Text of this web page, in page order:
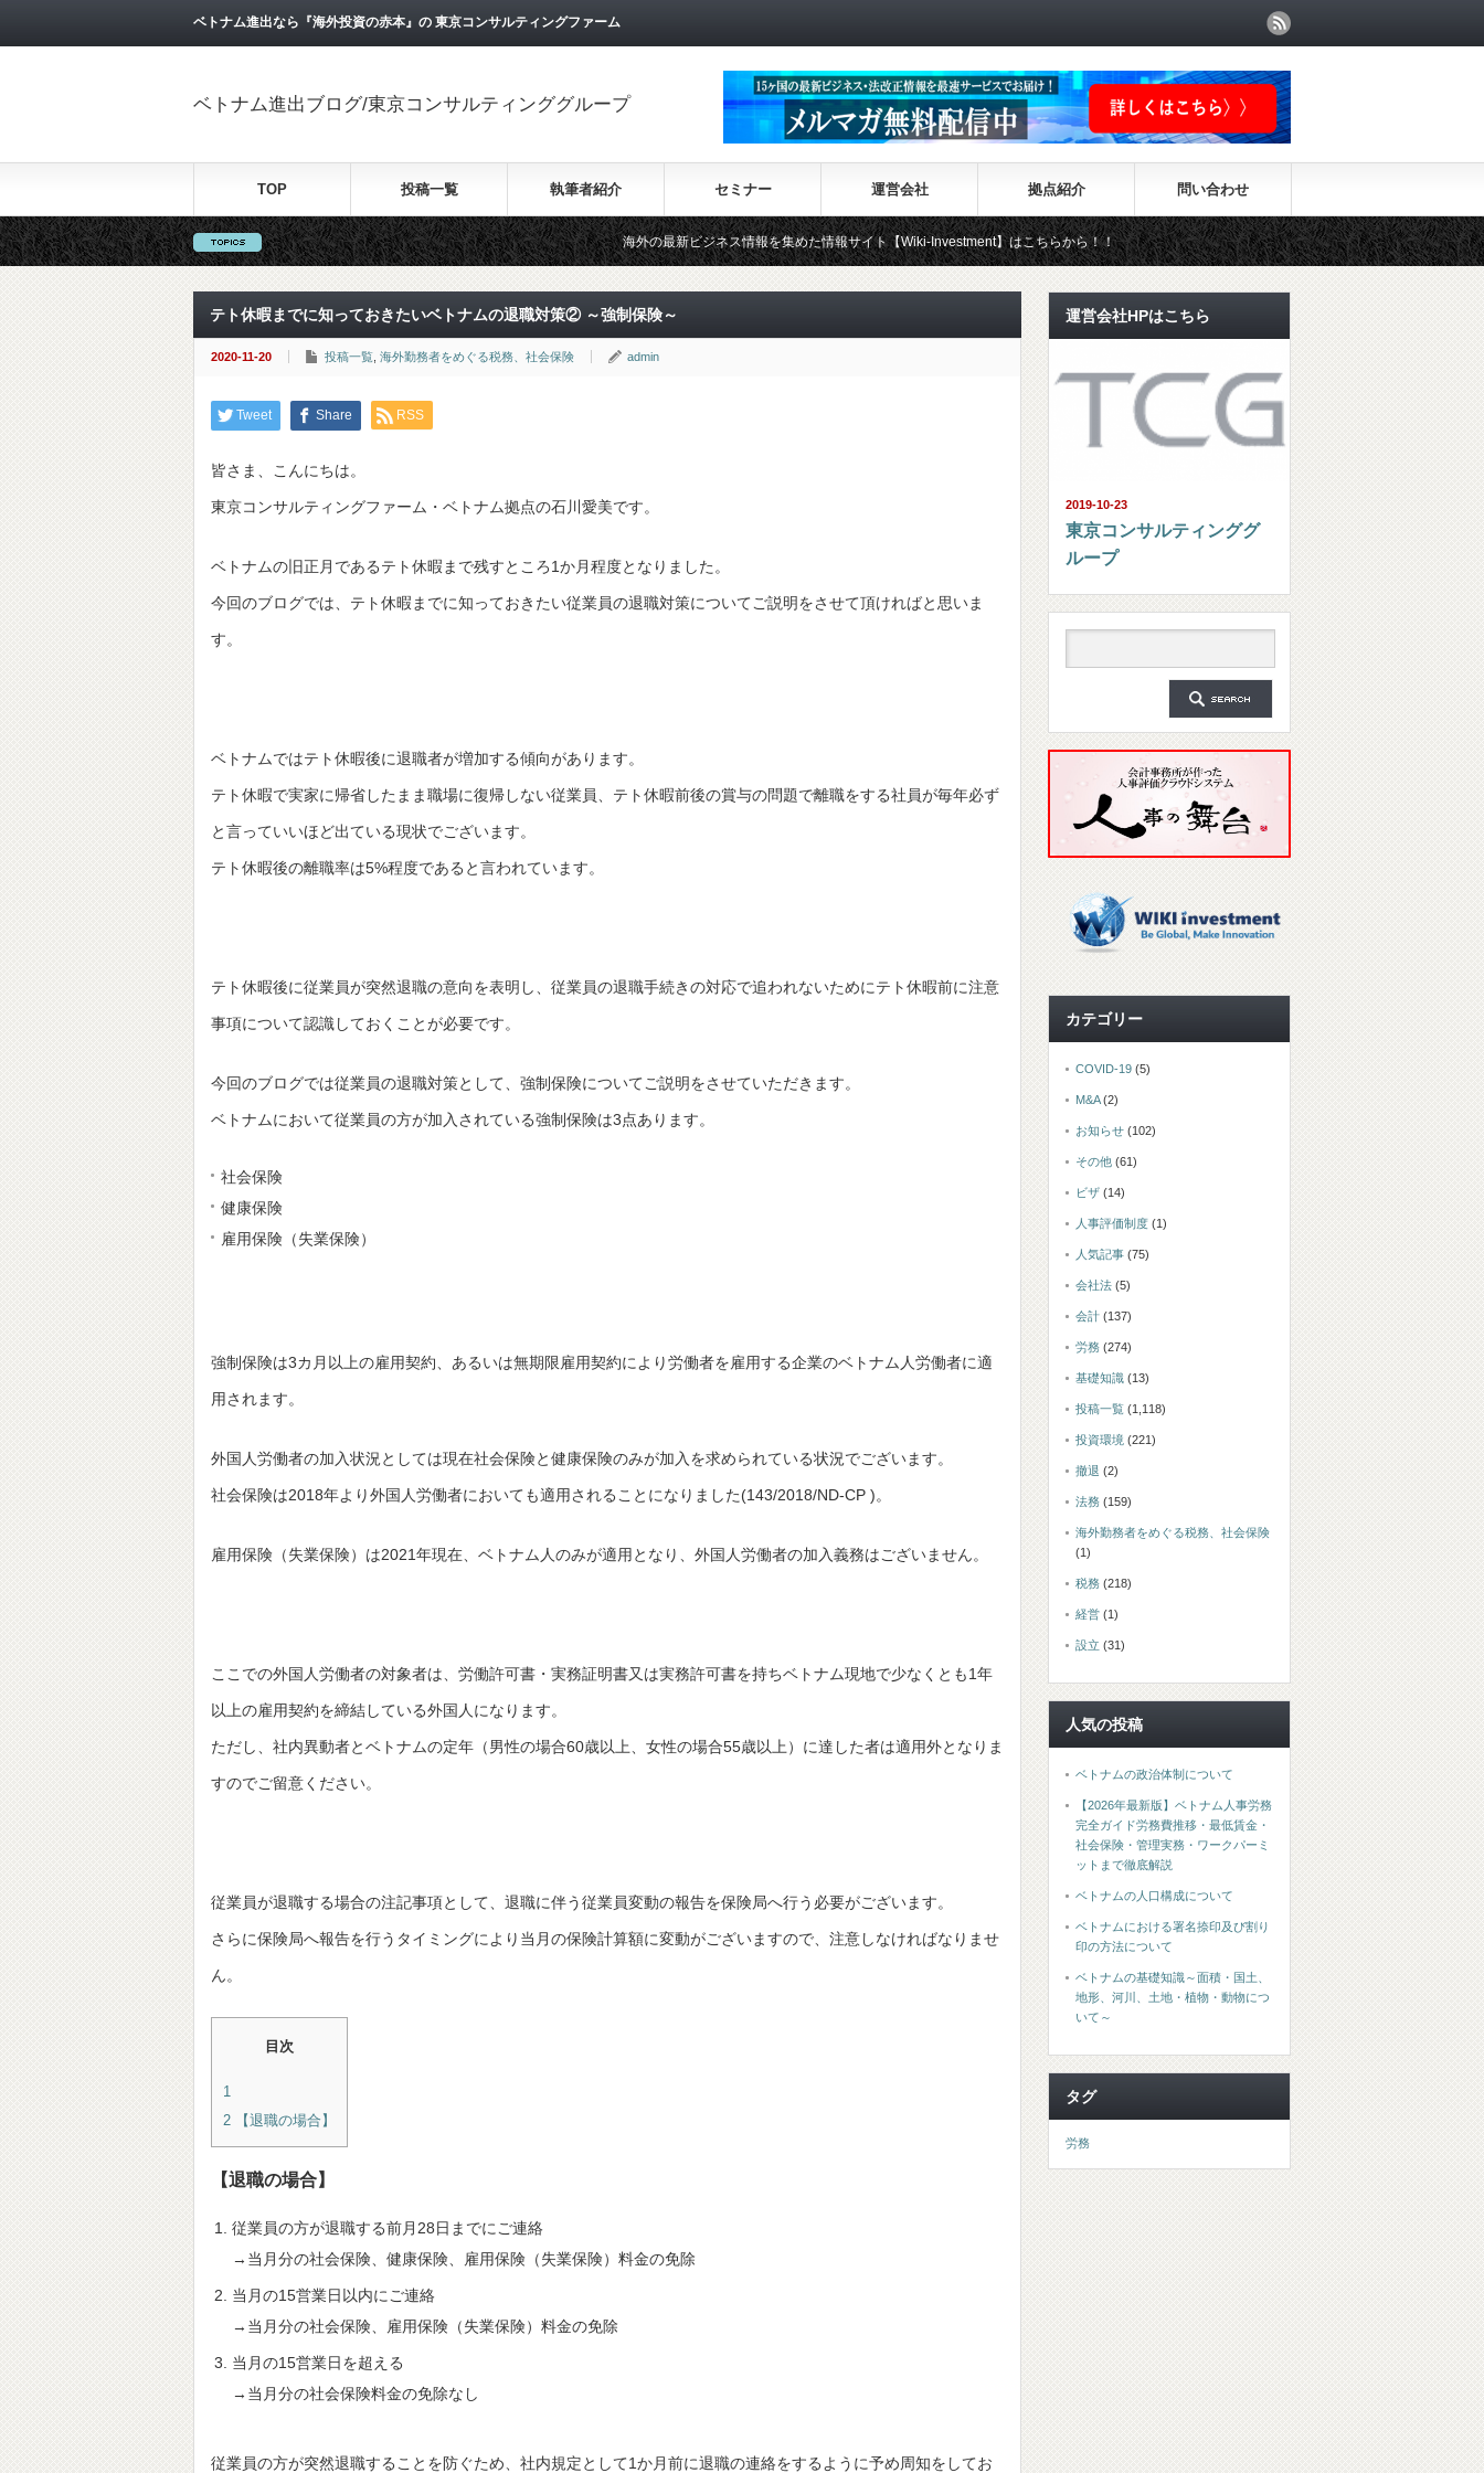
ベトナム進出なら『海外投資の赤本』の 東京コンサルティングファーム
ベトナム進出ブログ/東京コンサルティンググループ
TOP 投稿一覧 執筆者紹介 セミナー 運営会社 拠点紹介 問い合わせ
海外の最新ビジネス情報を集めた情報サイト【Wiki-Investment】はこちらから！！
テト休暇までに知っておきたいベトナムの退職対策② ～強制保険～
2020-11-20 投稿一覧 海外勤務者をめぐる税務、社会保険 admin
Tweet Share RSS
皆さま、こんにちは。
東京コンサルティングファーム・ベトナム拠点の石川愛美です。
ベトナムの旧正月であるテト休暇まで残すところ1か月程度となりました。
今回のブログでは、テト休暇までに知っておきたい従業員の退職対策についてご説明をさせて頂ければと思いま
す。
ベトナムではテト休暇後に退職者が増加する傾向があります。
テト休暇で実家に帰省したまま職場に復帰しない従業員、テト休暇前後の賞与の問題で離職をする社員が毎年必ず
と言っていいほど出ている現状でございます。
テト休暇後の離職率は5%程度であると言われています。
テト休暇後に従業員が突然退職の意向を表明し、従業員の退職手続きの対応で追われないためにテト休暇前に注意
事項について認識しておくことが必要です。
今回のブログでは従業員の退職対策として、強制保険についてご説明をさせていただきます。
ベトナムにおいて従業員の方が加入されている強制保険は3点あります。
社会保険
健康保険
雇用保険（失業保険）
強制保険は3カ月以上の雇用契約、あるいは無期限雇用契約により労働者を雇用する企業のベトナム人労働者に適
用されます。
外国人労働者の加入状況としては現在社会保険と健康保険のみが加入を求められている状況でございます。
社会保険は2018年より外国人労働者においても適用されることになりました(143/2018/ND-CP )。
雇用保険（失業保険）は2021年現在、ベトナム人のみが適用となり、外国人労働者の加入義務はございません。
ここでの外国人労働者の対象者は、労働許可書・実務証明書又は実務許可書を持ちベトナム現地で少なくとも1年
以上の雇用契約を締結している外国人になります。
ただし、社内異動者とベトナムの定年（男性の場合60歳以上、女性の場合55歳以上）に達した者は適用外となりま
すのでご留意ください。
従業員が退職する場合の注記事項として、退職に伴う従業員変動の報告を保険局へ行う必要がございます。
さらに保険局へ報告を行うタイミングにより当月の保険計算額に変動がございますので、注意しなければなりませ
ん。
目次
1
2 【退職の場合】
【退職の場合】
従業員の方が退職する前月28日までにご連絡
→当月分の社会保険、健康保険、雇用保険（失業保険）料金の免除
当月の15営業日以内にご連絡
→当月分の社会保険、雇用保険（失業保険）料金の免除
当月の15営業日を超える
→当月分の社会保険料金の免除なし
従業員の方が突然退職することを防ぐため、社内規定として1か月前に退職の連絡をするように予め周知をしてお
運営会社HPはこちら
2019-10-23
東京コンサルティンググ
ループ
カテゴリー
COVID-19 (5)
M&A(2)
お知らせ (102)
その他 (61)
ビザ (14)
人事評価制度 (1)
人気記事 (75)
会社法 (5)
会計 (137)
労務 (274)
基礎知識 (13)
投稿一覧 (1,118)
投資環境 (221)
撤退 (2)
法務 (159)
海外勤務者をめぐる税務、社会保険
(1)
税務 (218)
経営 (1)
設立 (31)
人気の投稿
ベトナムの政治体制について
【2026年最新版】ベトナム人事労務
完全ガイド労務費推移・最低賃金・
社会保険・管理実務・ワークパーミ
ットまで徹底解説
ベトナムの人口構成について
ベトナムにおける署名捺印及び割り
印の方法について
ベトナムの基礎知識～面積・国土、
地形、河川、土地・植物・動物につ
いて～
タグ
労務